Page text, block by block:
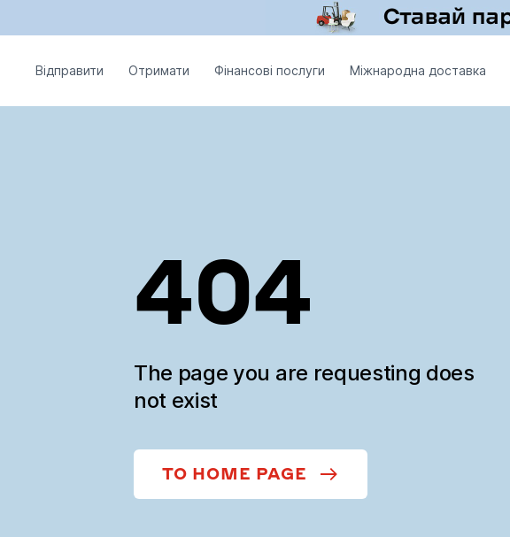
Відправити Отримати Фінансові послуги Міжнародна доставка
404
The page you are requesting does
not exist
TO HOME PAGE